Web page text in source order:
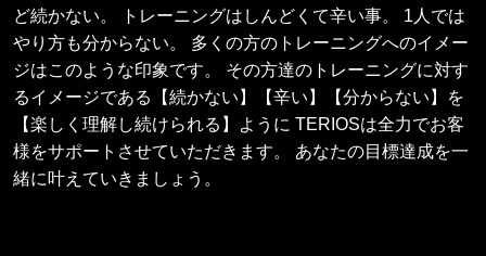
ど続かない。 トレーニングはしんどくて辛い事。 1人では
やり方も分からない。 多くの方のトレーニングへのイメー
ジはこのような印象です。 その方達のトレーニングに対す
るイメージである【続かない】【辛い】【分からない】を
【楽しく理解し続けられる】ように TERIOSは全力でお客
様をサポートさせていただきます。 あなたの目標達成を一
緒に叶えていきましょう。